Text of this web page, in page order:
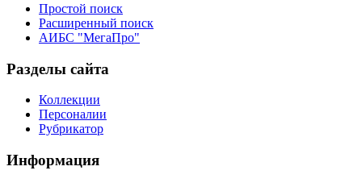
Простой поиск
Расширенный поиск
АИБС "МегаПро"
Разделы сайта
Коллекции
Персоналии
Рубрикатор
Информация